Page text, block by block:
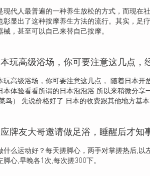
现代人最普遍的一种养生放松的方式，而现在
彰显出了这种按摩养生方法的流行。其实，足
械，甚至可以自己来替自己按摩。
玩高级浴场，你可要注意这几点，
玩高级浴场，你可要注意这几点， 随着日本开
本体验看看所谓的日本泡泡浴 所以来稍微分享
鸟） 先说价格好了 日本的收费跟其他地方基本
什么运动好？每天搓脚心，两手对掌搓热后,以
脚心,早晚各1次,每次搓300下。